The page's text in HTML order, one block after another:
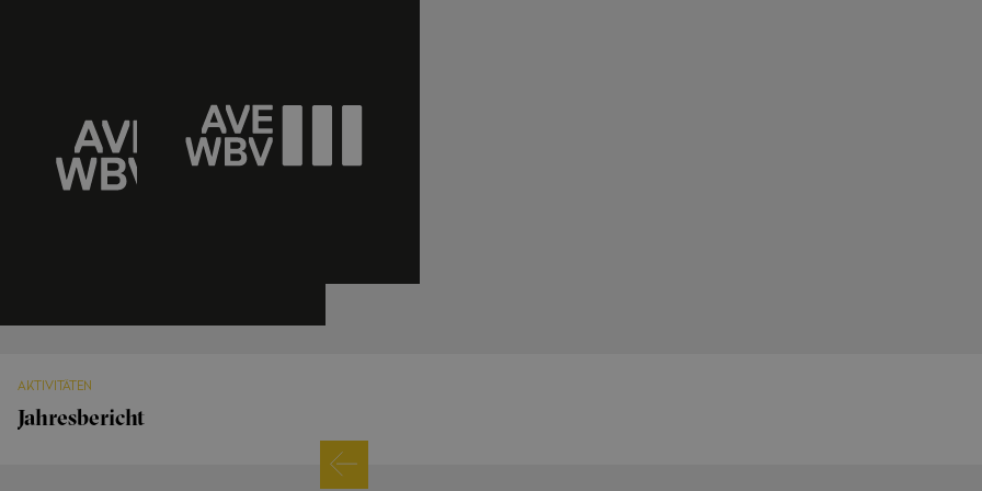
AKTIVITÄTEN
Jahresbericht